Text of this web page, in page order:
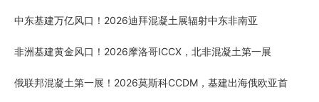
中东基建万亿风口！2026迪拜混凝土展辐射中东非南亚
非洲基建黄金风口！2026摩洛哥ICCX，北非混凝土第一展
俄联邦混凝土第一展！2026莫斯科CCDM，基建出海俄欧亚首